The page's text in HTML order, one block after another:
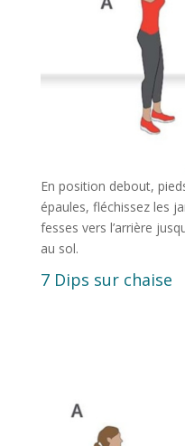
En position debout,
épaules, fléchissez les
fesses vers l’arrière
au sol.
7 Dips sur chaise